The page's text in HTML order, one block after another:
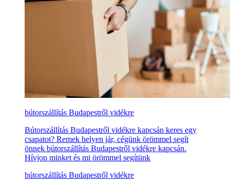
bútorszállítás Budapestről vidékre
Bútorszállítás Budapestről vidékre kapcsán keres egy
csapatot? Remek helyen jár, cégünk örömmel segít
önnek bútorszállítás Budapestről vidékre kapcsán.
Hívjon minket és mi örömmel segítünk
bútorszállítás Budapestről vidékre